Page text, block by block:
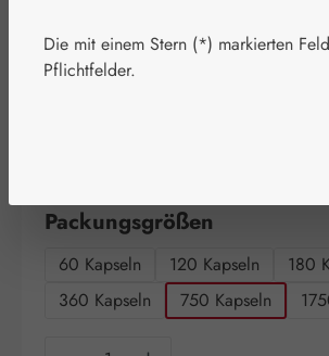
Regulärer Preis:
109,20 €
Inhalt:0.181 Kilogramm
Packungsgrößen
60 Kapseln 120 Kapseln
180
360 Kapseln
750 Kapseln
Die mit einem Stern (*) markierten
Pflichtfelder.